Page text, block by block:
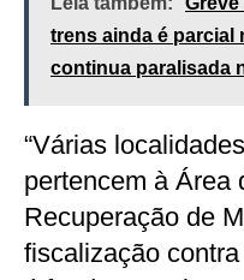
trens ainda é parcial
continua paralisada
“Várias
pertencem à Área
Recuperação de
fiscalização